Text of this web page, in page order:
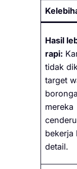
Hasil
rapi:
tidak
target
mereka
bekerja
detail.